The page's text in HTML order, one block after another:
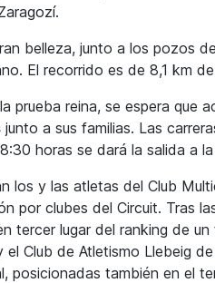
belleza, junto a los pozos
El recorrido es de 8,1 km
prueba reina, se espera que
junto a sus familias. Las
horas se dará la salida a
los y las atletas del Club
por clubes del Circuit. Tras
tercer lugar del ranking de
Club de Atletismo Llebeig
posicionadas también en el